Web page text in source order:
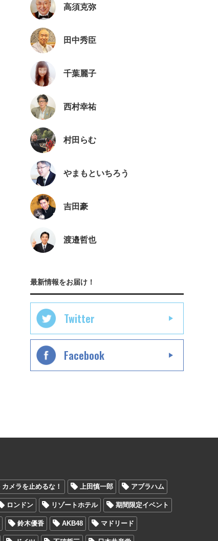
高須克弥
田中秀臣
千葉麗子
西村幸祐
村田らむ
やまもといちろう
吉田豪
渡邉哲也
最新情報をお届け！
Twitter
Facebook
カメラを止めるな！ 上田慎一郎 アブラハム
ロンドン リゾートホテル 期間限定イベント
鈴木優香 AKB48 マドリード